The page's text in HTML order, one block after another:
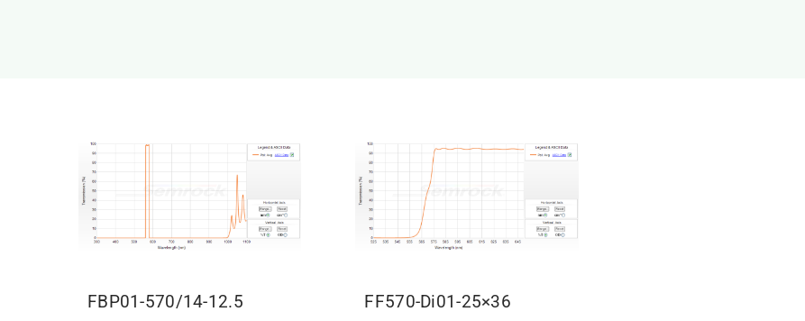
FBP01-570/14-12.5 FF570-Di01-25×36